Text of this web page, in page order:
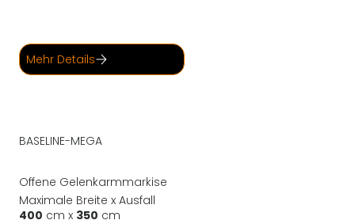
Mehr Details
BASELINE-MEGA
Offene Gelenkarmmarkise
Maximale Breite x Ausfall
400 cm x 350 cm